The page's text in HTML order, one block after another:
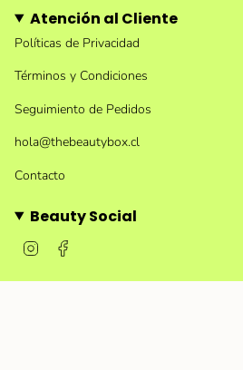
Atención al Cliente
Políticas de Privacidad
Términos y Condiciones
Seguimiento de Pedidos
hola@thebeautybox.cl
Contacto
Beauty Social
s
c